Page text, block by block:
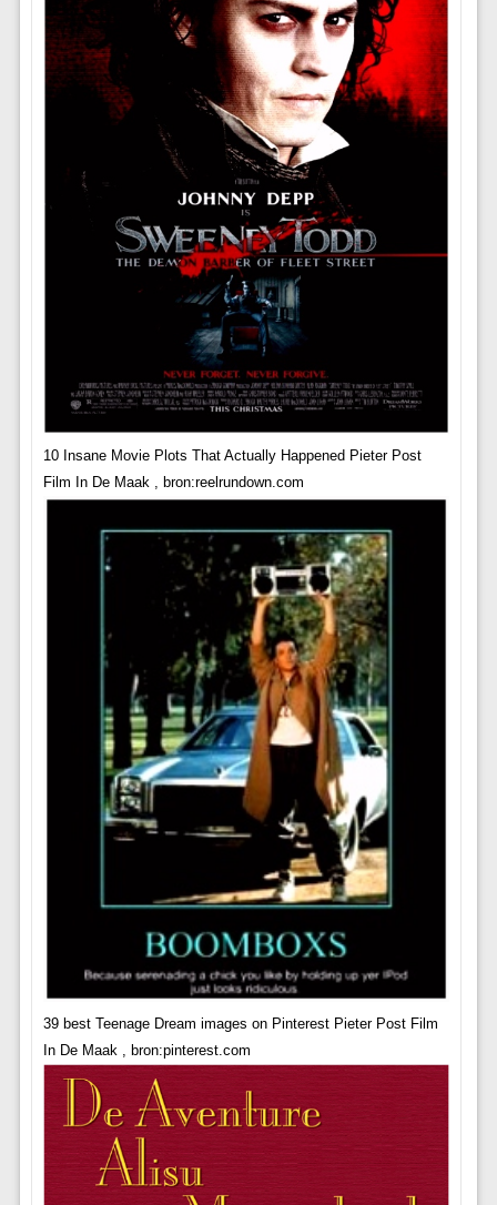
10 Insane Movie Plots That Actually Happened Pieter Post
Film In De Maak , bron:reelrundown.com
39 best Teenage Dream images on Pinterest Pieter Post Film
In De Maak , bron:pinterest.com